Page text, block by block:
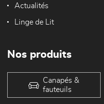
Actualités
Linge de Lit
Nos produits
Canapés &
fauteuils